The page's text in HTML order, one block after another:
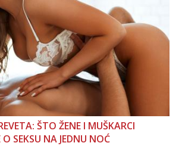
ŠTO ŽENE I MUŠKARCI
SEKSU NA JEDNU NOĆ